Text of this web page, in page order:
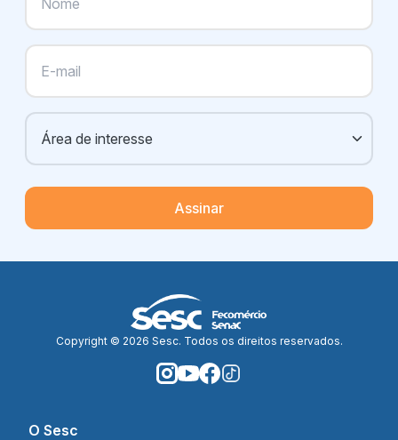
Assinar
Copyright © 2026 Sesc. Todos os direitos reservados.
O Sesc